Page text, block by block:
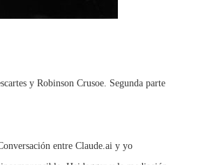
y Robinson Crusoe. Segunda parte
entre Claude.ai y yo